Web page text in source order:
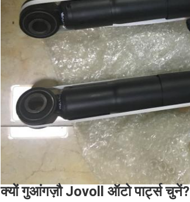
क्यों गुआंगज़ौ Jovoll ऑटो पार्ट्स चुनें?